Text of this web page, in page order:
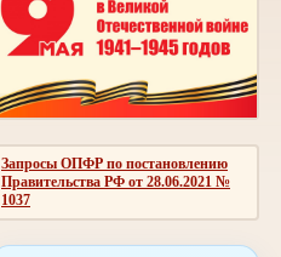
Запросы ОПФР по постановлению
Правительства РФ от 28.06.2021 №
1037